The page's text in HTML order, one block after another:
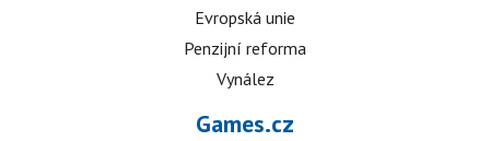
Evropská unie
Penzijní reforma
Vynález
Games.cz